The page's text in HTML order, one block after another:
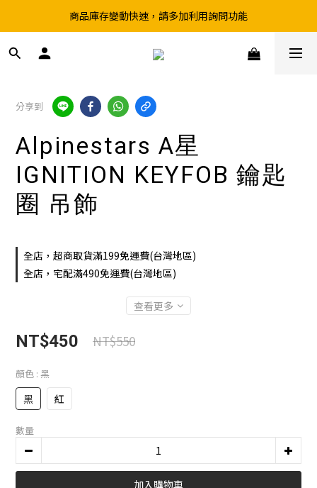
超取滿199、宅配滿490 享免運優惠
商品庫存變動快速，請多加利用詢問功能
前往實體店選購商品前，請先致電詢問庫存
分享到
Alpinestars A星
IGNITION KEYFOB 鑰匙
圈 吊飾
全店，超商取貨滿199免運費(台灣地區)
全店，宅配滿490免運費(台灣地區)
查看更多
NT$450 NT$550
顏色 : 黑
黑 紅
數量
加入購物車